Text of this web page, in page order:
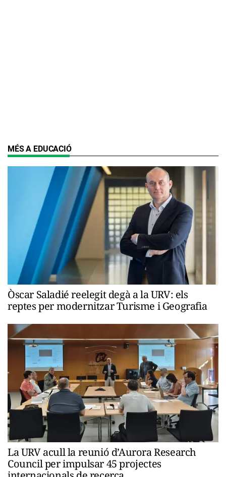
MÉS A EDUCACIÓ
Òscar Saladié reelegit degà a la URV: els
reptes per modernitzar Turisme i Geografia
La URV acull la reunió d’Aurora Research
Council per impulsar 45 projectes